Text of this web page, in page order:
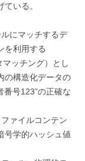
いる。
にマッチするデ
を利用する
ッチング）とし
の構造化データの
番号123”の正確な
ァイルコンテン
号学的ハッシュ値